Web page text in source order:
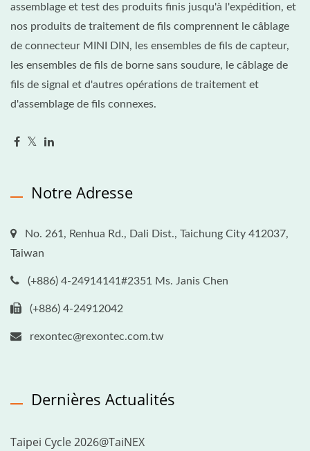
assemblage et test des produits finis jusqu'à l'expédition, et
nos produits de traitement de fils comprennent le câblage
de connecteur MINI DIN, les ensembles de fils de capteur,
les ensembles de fils de borne sans soudure, le câblage de
fils de signal et d'autres opérations de traitement et
d'assemblage de fils connexes.
Notre Adresse
No. 261, Renhua Rd., Dali Dist., Taichung City 412037,
Taiwan
(+886) 4-24914141#2351 Ms. Janis Chen
(+886) 4-24912042
rexontec@rexontec.com.tw
Dernières Actualités
Taipei Cycle 2026@TaiNEX